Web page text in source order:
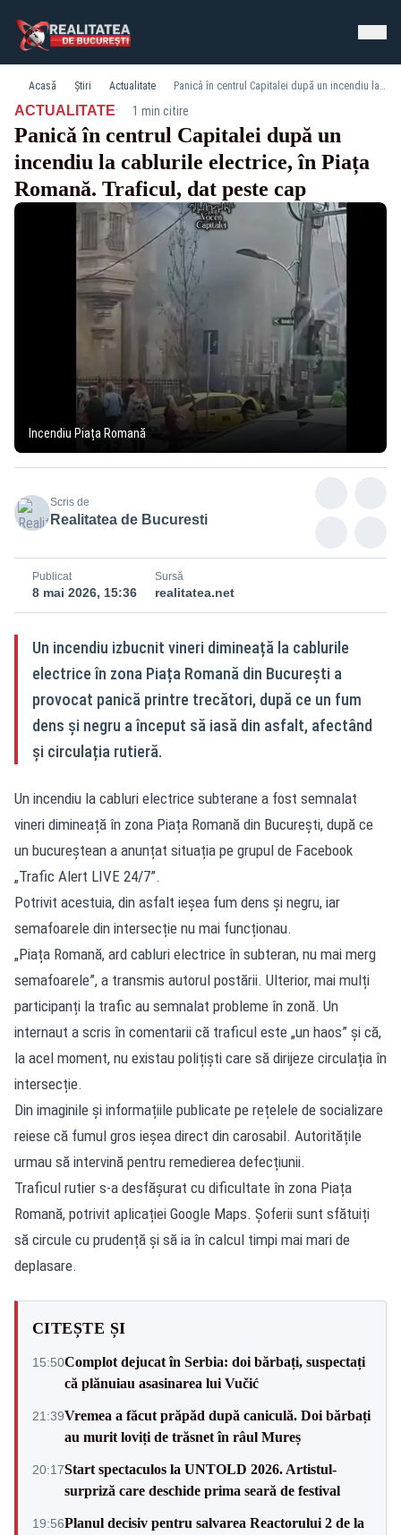
Acasă Știri Actualitate Panicǎ în centrul Capitalei după un incendiu la cablurile electrice, în Piața Romană. Traficul, dat peste cap
ACTUALITATE· 1 min citire
Panicǎ în centrul Capitalei după un
incendiu la cablurile electrice, în Piața
Romană. Traficul, dat peste cap
Incendiu Piața Romană
Scris de
Realitatea de Bucuresti
Publicat
8 mai 2026, 15:36
Sursă
realitatea.net
Un incendiu izbucnit vineri dimineață la cablurile
electrice în zona Piața Romană din București a
provocat panică printre trecători, după ce un fum
dens și negru a început să iasă din asfalt, afectând
și circulația rutieră.
Un incendiu la cabluri electrice subterane a fost semnalat
vineri dimineață în zona Piața Romană din București, după ce
un bucureștean a anunțat situația pe grupul de Facebook
„Trafic Alert LIVE 24/7”.
Potrivit acestuia, din asfalt ieșea fum dens și negru, iar
semafoarele din intersecție nu mai funcționau.
„Piața Romană, ard cabluri electrice în subteran, nu mai merg
semafoarele”, a transmis autorul postării. Ulterior, mai mulți
participanți la trafic au semnalat probleme în zonă. Un
internaut a scris în comentarii că traficul este „un haos” și că,
la acel moment, nu existau polițiști care să dirijeze circulația în
intersecție.
Din imaginile și informațiile publicate pe rețelele de socializare
reiese că fumul gros ieșea direct din carosabil. Autoritățile
urmau să intervină pentru remedierea defecțiunii.
Traficul rutier s-a desfășurat cu dificultate în zona Piața
Romană, potrivit aplicației Google Maps. Șoferii sunt sfătuiți
să circule cu prudență și să ia în calcul timpi mai mari de
deplasare.
CITEȘTE ȘI
15:50Complot dejucat în Serbia: doi bărbați, suspectați
că plănuiau asasinarea lui Vučić
21:39Vremea a făcut prăpăd după caniculă. Doi bărbați
au murit loviți de trăsnet în râul Mureș
20:17Start spectaculos la UNTOLD 2026. Artistul-
surpriză care deschide prima seară de festival
19:56Planul decisiv pentru salvarea Reactorului 2 de la